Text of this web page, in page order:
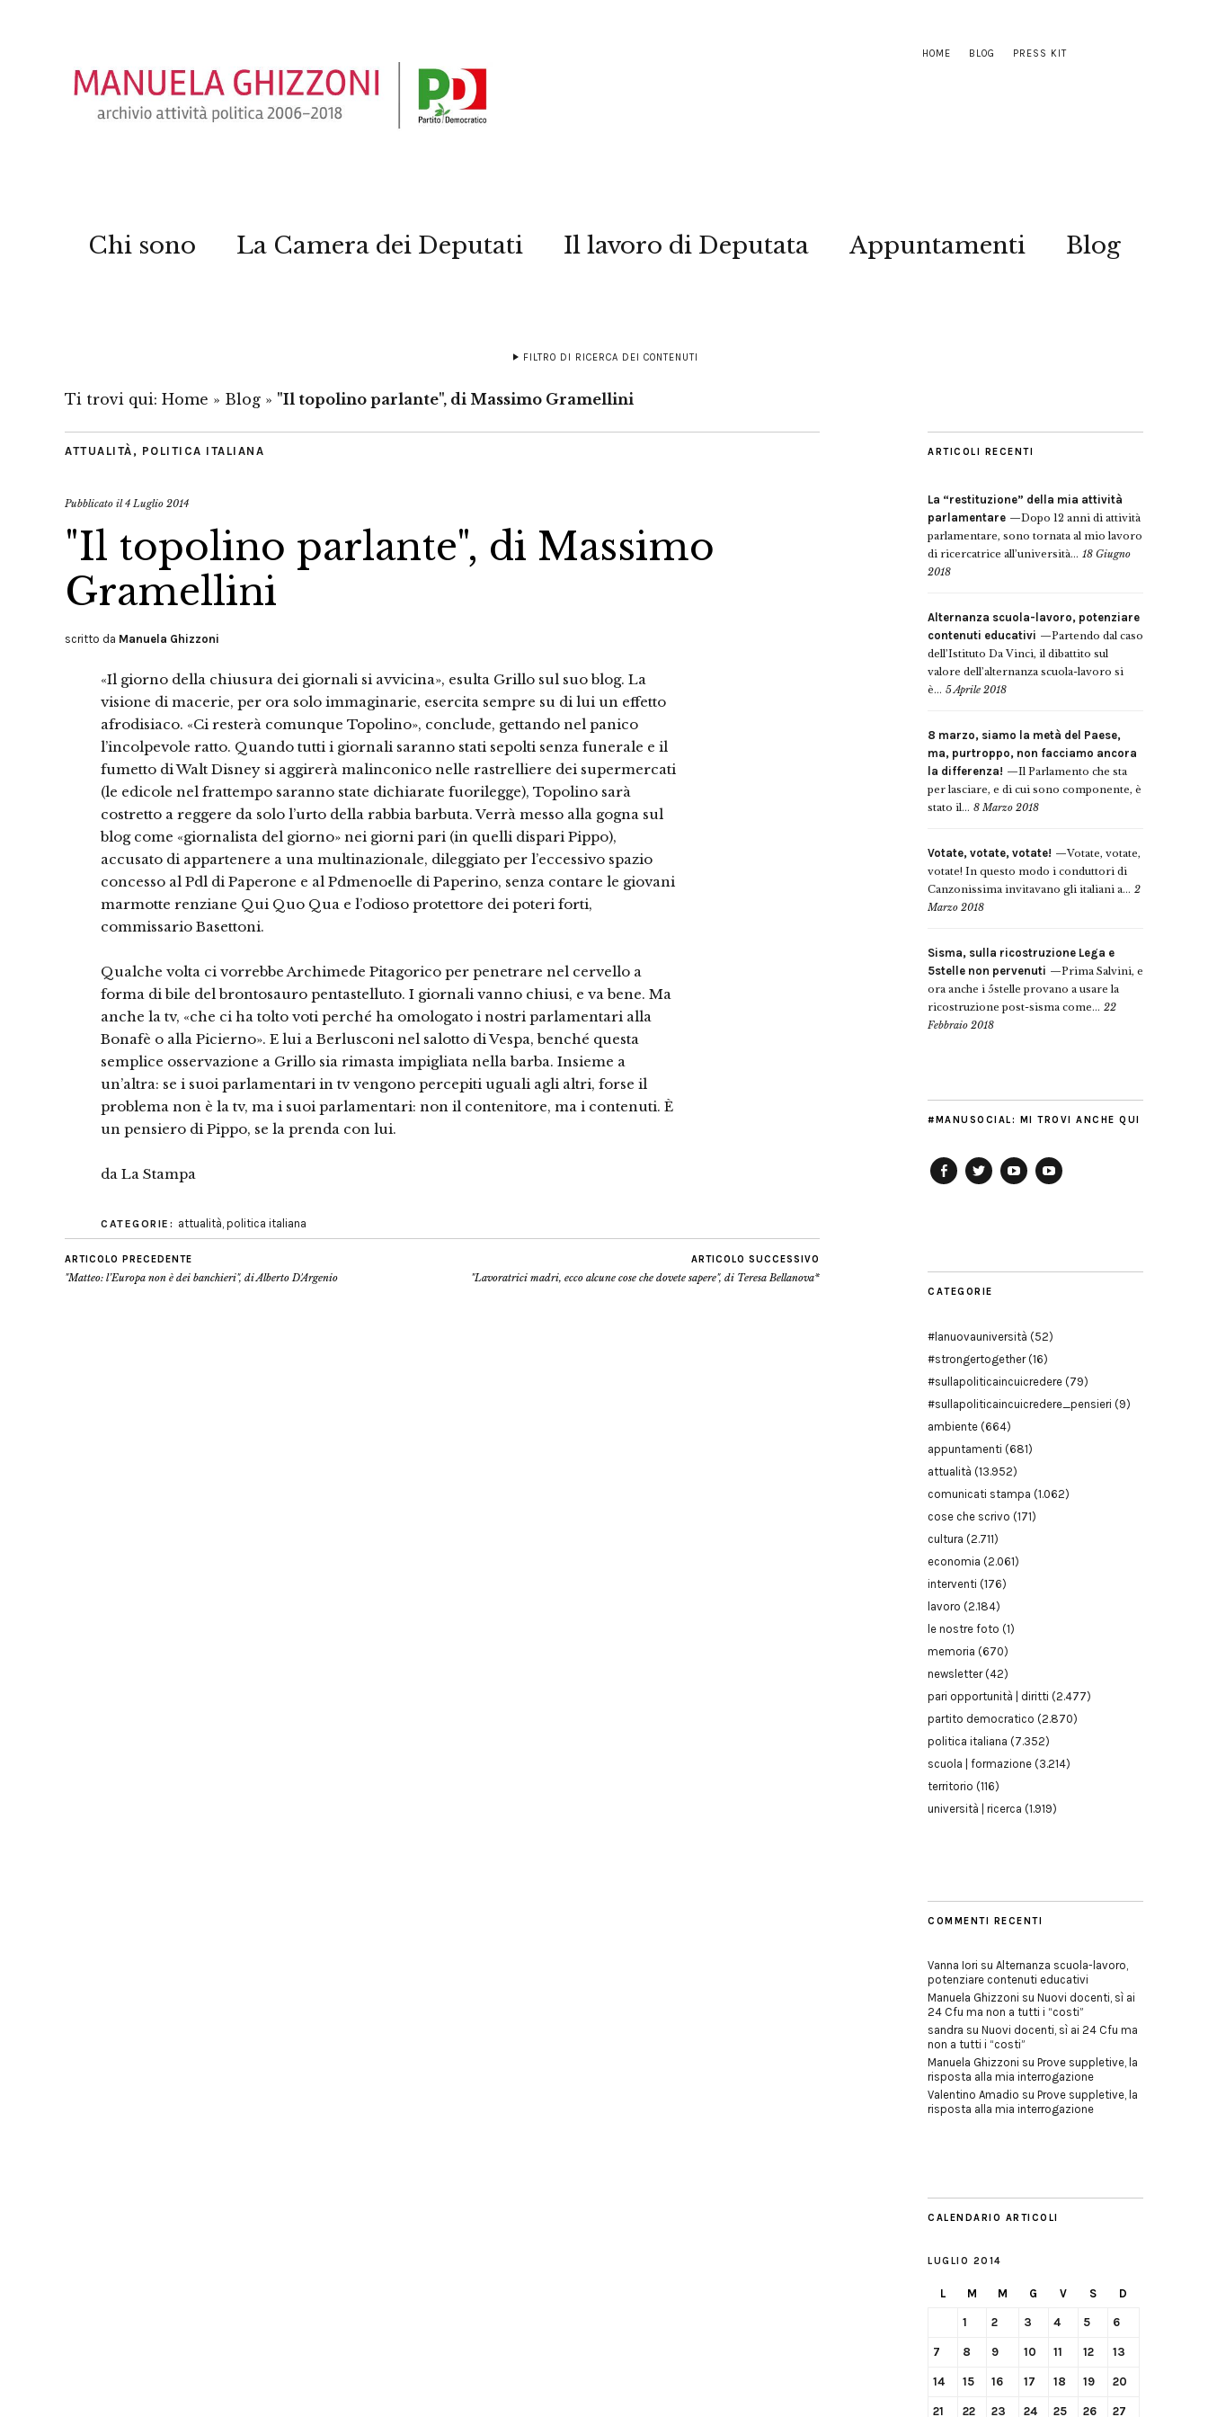
HOME BLOG PRESS KIT
Chi sono La Camera dei Deputati Il lavoro di Deputata Appuntamenti Blog
FILTRO DI RICERCA DEI CONTENUTI
Ti trovi qui: Home » Blog » "Il topolino parlante", di Massimo Gramellini
ATTUALITÀ , POLITICA ITALIANA
Pubblicato il4 Luglio 2014
"Il topolino parlante", di Massimo
Gramellini
scritto da Manuela Ghizzoni
«Il giorno della chiusura dei giornali si avvicina», esulta Grillo sul suo blog. La
visione di macerie, per ora solo immaginarie, esercita sempre su di lui un effetto
afrodisiaco. «Ci resterà comunque Topolino», conclude, gettando nel panico
l’incolpevole ratto. Quando tutti i giornali saranno stati sepolti senza funerale e il
fumetto di Walt Disney si aggirerà malinconico nelle rastrelliere dei supermercati
(le edicole nel frattempo saranno state dichiarate fuorilegge), Topolino sarà
costretto a reggere da solo l’urto della rabbia barbuta. Verrà messo alla gogna sul
blog come «giornalista del giorno» nei giorni pari (in quelli dispari Pippo),
accusato di appartenere a una multinazionale, dileggiato per l’eccessivo spazio
concesso al Pdl di Paperone e al Pdmenoelle di Paperino, senza contare le giovani
marmotte renziane Qui Quo Qua e l’odioso protettore dei poteri forti,
commissario Basettoni.
Qualche volta ci vorrebbe Archimede Pitagorico per penetrare nel cervello a
forma di bile del brontosauro pentastelluto. I giornali vanno chiusi, e va bene. Ma
anche la tv, «che ci ha tolto voti perché ha omologato i nostri parlamentari alla
Bonafè o alla Picierno». E lui a Berlusconi nel salotto di Vespa, benché questa
semplice osservazione a Grillo sia rimasta impigliata nella barba. Insieme a
un’altra: se i suoi parlamentari in tv vengono percepiti uguali agli altri, forse il
problema non è la tv, ma i suoi parlamentari: non il contenitore, ma i contenuti. È
un pensiero di Pippo, se la prenda con lui.
da La Stampa
CATEGORIE: attualità, politica italiana
ARTICOLO PRECEDENTE
"Matteo: l’Europa non è dei banchieri", di Alberto D'Argenio
ARTICOLO SUCCESSIVO
"Lavoratrici madri, ecco alcune cose che dovete sapere", di Teresa Bellanova*
ARTICOLI RECENTI
La “restituzione” della mia attività
parlamentare
Dopo 12 anni di attività
parlamentare, sono tornata al mio lavoro
di ricercatrice all’università... 18 Giugno
2018
Alternanza scuola-lavoro, potenziare
contenuti educativi
Partendo dal caso
dell’Istituto Da Vinci, il dibattito sul
valore dell’alternanza scuola-lavoro si
è... 5 Aprile 2018
8 marzo, siamo la metà del Paese,
ma, purtroppo, non facciamo ancora
la differenza!
Il Parlamento che sta
per lasciare, e di cui sono componente, è
stato il... 8 Marzo 2018
Votate, votate, votate!
Votate, votate,
votate! In questo modo i conduttori di
Canzonissima invitavano gli italiani a... 2
Marzo 2018
Sisma, sulla ricostruzione Lega e
5stelle non pervenuti
Prima Salvini, e
ora anche i 5stelle provano a usare la
ricostruzione post-sisma come... 22
Febbraio 2018
#MANUSOCIAL: MI TROVI ANCHE QUI
CATEGORIE
#lanuovauniversità (52)
#strongertogether(16)
#sullapoliticaincuicredere (79)
#sullapoliticaincuicredere_pensieri (9)
ambiente (664)
appuntamenti (681)
attualità (13.952)
comunicati stampa (1.062)
cose che scrivo (171)
cultura (2.711)
economia (2.061)
interventi (176)
lavoro (2.184)
le nostre foto (1)
memoria (670)
newsletter(42)
pari opportunità | diritti (2.477)
partito democratico (2.870)
politica italiana (7.352)
scuola | formazione (3.214)
territorio (116)
università | ricerca (1.919)
COMMENTI RECENTI
Vanna Iori su Alternanza scuola-lavoro,
potenziare contenuti educativi
Manuela Ghizzoni su Nuovi docenti, sì ai
24 Cfu ma non a tutti i “costi”
sandra su Nuovi docenti, sì ai 24 Cfu ma
non a tutti i “costi”
Manuela Ghizzoni su Prove suppletive, la
risposta alla mia interrogazione
Valentino Amadio su Prove suppletive, la
risposta alla mia interrogazione
CALENDARIO ARTICOLI
LUGLIO 2014
L M M G V S D
1 2 3 4 5 6
7 8 9 10 11 12 13
14 15 16 17 18 19 20
21 22 23 24 25 26 27